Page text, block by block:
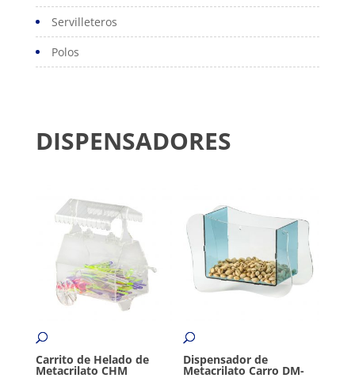
Servilleteros
Polos
DISPENSADORES
Carrito de Helado de
Metacrilato CHM
Dispensador de
Metacrilato Carro DM-